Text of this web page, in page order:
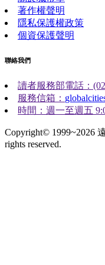
著作權聲明
隱私保護權政策
個資保護聲明
聯絡我們
讀者服務部電話：
服務信箱：
時間：週一至週五
Copyright© 1999~2026
rights reserved.